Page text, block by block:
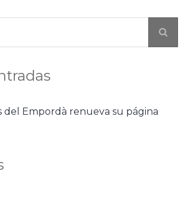
del Empordà renueva su página